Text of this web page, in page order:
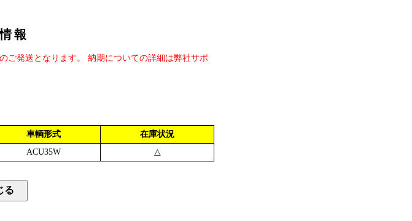
報
ご発送となります。 納期についての詳細は弊社サポ
車輌形式
在庫状況
ACU35W △